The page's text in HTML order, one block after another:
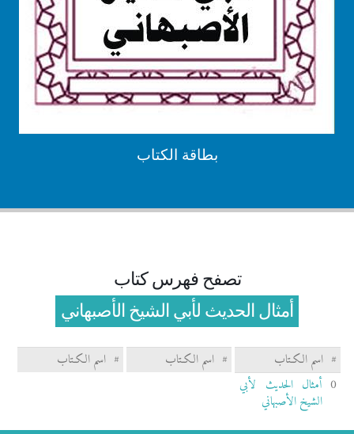
بطاقة الكتاب
تصفح فهرس كتاب
أمثال الحديث لأبي الشيخ الأصبهاني
# اسم الكـتاب # اسم الكـتاب # اسم الكـتاب
0 أمثال الحديث لأبي
الشيخ الأصبهاني